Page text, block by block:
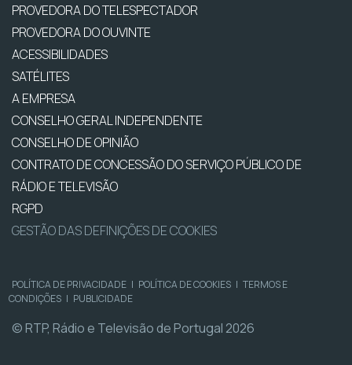
PROVEDORA DO TELESPECTADOR
PROVEDORA DO OUVINTE
ACESSIBILIDADES
SATÉLITES
A EMPRESA
CONSELHO GERAL INDEPENDENTE
CONSELHO DE OPINIÃO
CONTRATO DE CONCESSÃO DO SERVIÇO PÚBLICO DE
RÁDIO E TELEVISÃO
RGPD
GESTÃO DAS DEFINIÇÕES DE COOKIES
POLÍTICA DE PRIVACIDADE | POLÍTICA DE COOKIES | TERMOS E
CONDIÇÕES | PUBLICIDADE
© RTP, Rádio e Televisão de Portugal 2026